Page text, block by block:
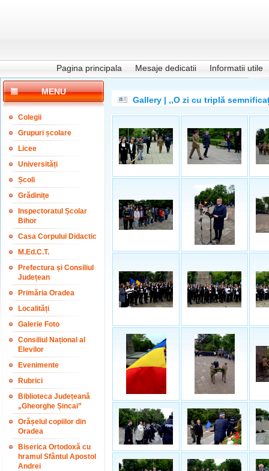
Pagina principala Mesaje dedicatii Informatii utile
MENU
Colegii
Grupuri școlare
Licee
Universități
Școli
Grădinițe
Inspectoratul Școlar
Bihor
Casa Corpului Didactic
M.Ed.C.T.
Prefectura și Consiliul
Județean
Primăria Oradea
Localități
Galerie Foto
Consiliul Național al
Elevilor
Evenimente
Rubrici
Biblioteca Județeană
„Gheorghe Șincai”
Orășelul copiilor din
Oradea
Biserica Ortodoxă cu
hramul Sfântul Apostol
Andrei
Gallery | ,,O zi cu triplă